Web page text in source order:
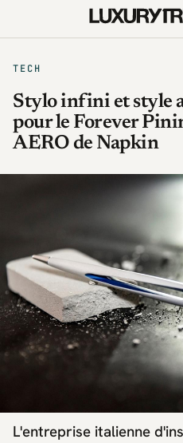
TECH
Stylo infini et style
pour le Forever
AERO de Napkin
L'entreprise italienne